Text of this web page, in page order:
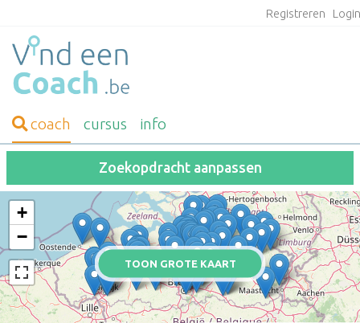
Registreren
coach cursus info
Zoekopdracht aanpassen
TOON GROTE KAART
+
−